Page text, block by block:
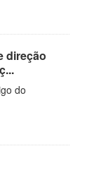
direção
do